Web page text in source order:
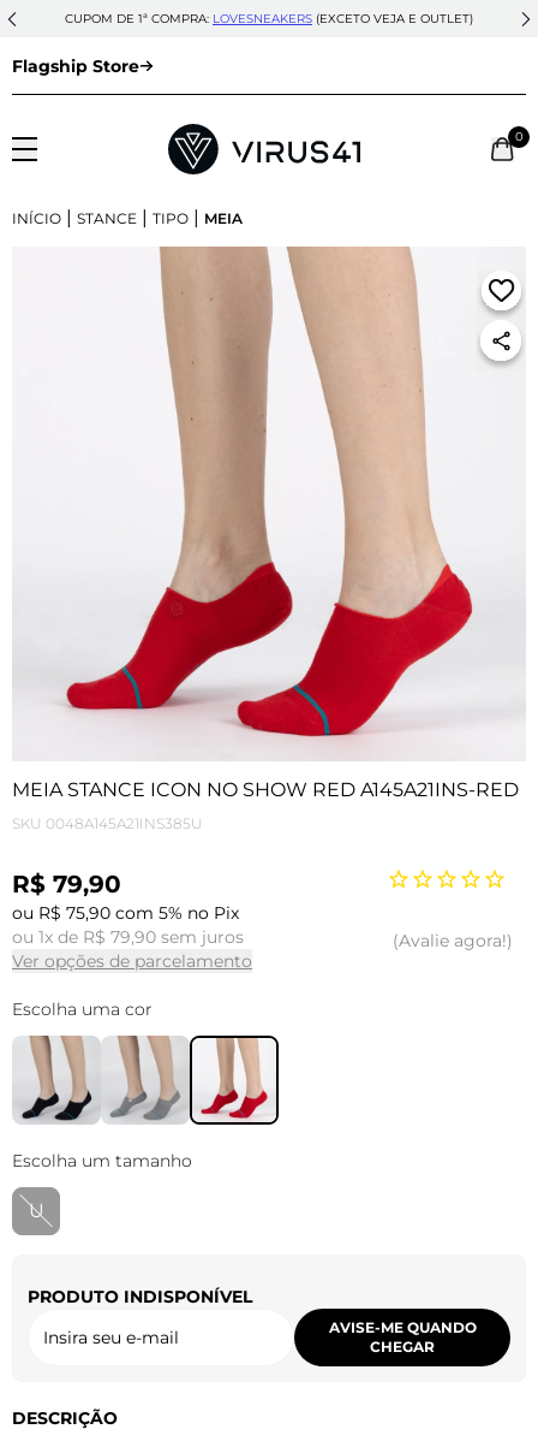
CUPOM DE 1ª COMPRA: LOVESNEAKERS (EXCETO VEJA E OUTLET)
Flagship Store
0
INÍCIO | STANCE | TIPO | MEIA
MEIA STANCE ICON NO SHOW RED A145A21INS-RED
SKU 0048A145A21INS385U
R$ 79,90
ou R$ 75,90 com 5% no Pix
ou 1x de R$ 79,90 sem juros
Ver opções de parcelamento
Avalie agora!
Escolha uma cor
Escolha um tamanho
U
PRODUTO INDISPONÍVEL
AVISE-ME QUANDO
CHEGAR
DESCRIÇÃO